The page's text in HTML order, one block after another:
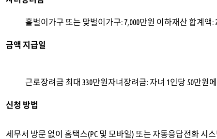
홑벌이가구 또는 맞벌이가구: 7,000만원 이하재산 합계액:
금액 지급일
근로장려금 최대 330만원자녀장려금: 자녀 1인당 50만원
신청 방법
세무서 방문 없이 홈택스(PC 및 모바일) 또는 자동응답전화 시